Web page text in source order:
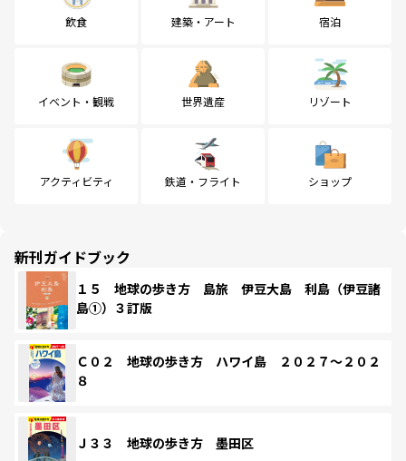
飲食 建築・アート 宿泊
イベント・観戦 世界遺産 リゾート
アクティビティ 鉄道・フライト ショップ
新刊ガイドブック
１５ 地球の歩き方 島旅 伊豆大島 利島（伊豆諸
島①）３訂版
Ｃ０２ 地球の歩き方 ハワイ島 ２０２７～２０２
８
Ｊ３３ 地球の歩き方 墨田区